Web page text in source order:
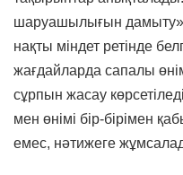
шаруашылығын
нақты міндет ретінде
жағдайларда сапалы
сұрпын жасау
мен өнімі бір-бірімен
емес, нәтижеге